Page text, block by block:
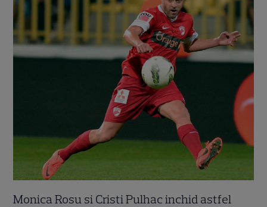
Monica Rosu si Cristi Pulhac inchid astfel